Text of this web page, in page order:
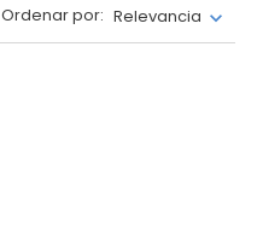
Ordenar por: Relevancia